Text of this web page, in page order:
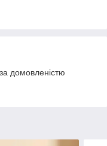
домовленістю